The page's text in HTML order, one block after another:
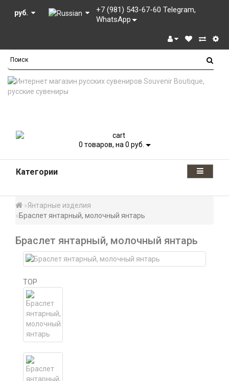
руб.
+7 (981) 543-67-60 Telegram,
WhatsApp
0 товаров, на 0 руб.
Категории
Янтарные изделия
Браслет янтарный, молочный янтарь
Браслет янтарный, молочный янтарь
TOP